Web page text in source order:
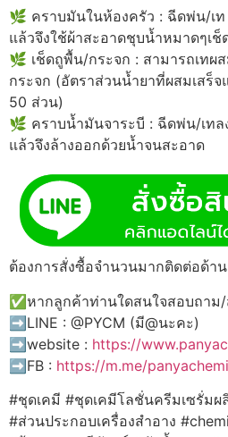
🌿 คราบมันในห้องครัว : ฉีดพ่น/เ
แล้วจึงใช้ผ้าสะอาดชุบน้ำหมาดๆเช็
🌿 เช็ดถูพื้น/กระจก : สามารถเทผ
กระจก (อัตราส่วนน้ำยาที่ผสมเสร็
50 ส่วน)
🌿 คราบน้ำมันจาระบี : ฉีดพ่น/เท
แล้วจึงล้างออกด้วยน้ำจนสะอาด
ต้องการสั่งซื้อจำนวนมากติดต่อด้าน
✅หากลูกค้าท่านใดสนใจสอบถาม
➡️LINE : @PYCM (มี@นะคะ)
➡️website : https://
➡️FB : https://m.me/
#ชุดเคมี #ชุดเคมีโลชั่นครีมเซรั่ม
#ส่วนประกอบเครื่องสำอาง